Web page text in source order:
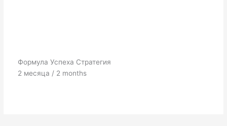
Формула Успеха Стратегия
2 месяца / 2 months